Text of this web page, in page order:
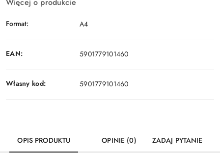
Format: A4
EAN: 5901779101460
Własny kod: 5901779101460
OPIS PRODUKTU OPINIE (0) ZADAJ PYTANIE